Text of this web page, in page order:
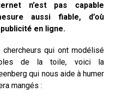
n’est pas capable
aussi fiable, d’où
en ligne.
chercheurs qui ont modélisé
de la toile, voici la
qui nous aide à humer
mangés :